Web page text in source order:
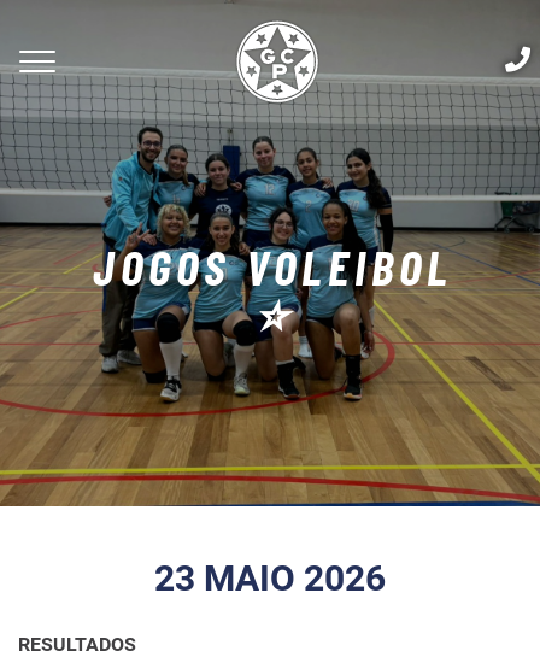
JOGOS VOLEIBOL
⭐
23 MAIO 2026
RESULTADOS